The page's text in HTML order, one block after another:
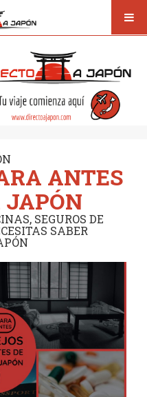
CONSEJOS
DESTINOS
RESTAURANTES
SEGUROS
LANGUAGE SCHOOL
ANTES
SEGUROS DE
SABER